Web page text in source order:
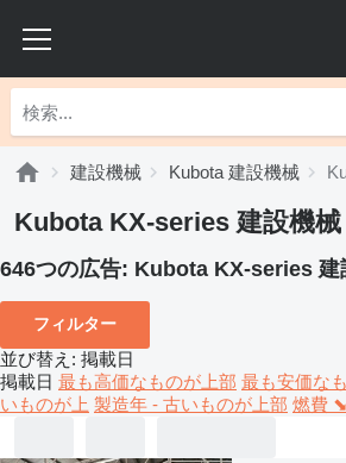
建設機械 Kubota 建設機械
Kubota KX-series 建設機械
646つの広告: Kubota KX-series 建
フィルター
並び替え : 掲載日
掲載日 最も高価なものが上部 最も安価な
いものが上 製造年 - 古いものが上部 燃費 ⬊